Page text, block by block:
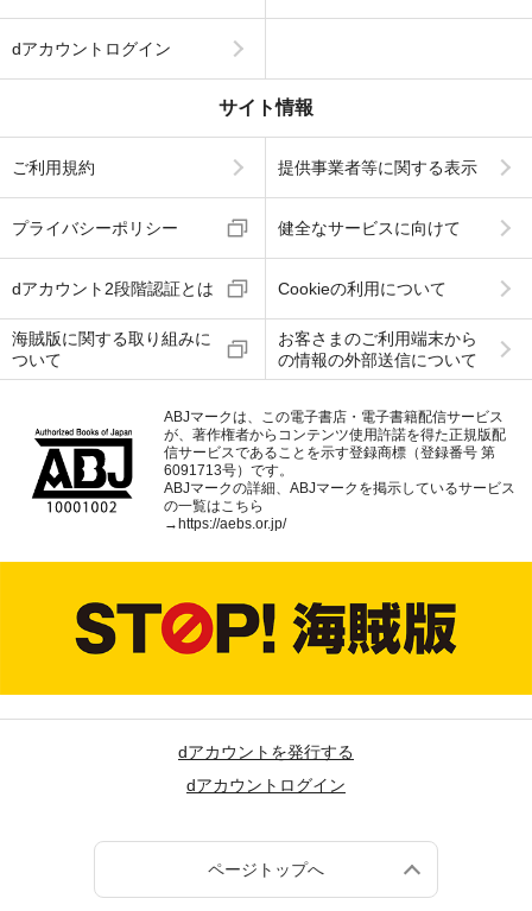
dアカウントログイン
サイト情報
ご利用規約 提供事業者等に関する表示
プライバシーポリシー 健全なサービスに向けて
dアカウント2段階認証とは Cookieの利用について
海賊版に関する取り組みに
ついて
お客さまのご利用端末から
の情報の外部送信について
ABJマークは、この電子書店・電子書籍配信サービス
が、著作権者からコンテンツ使用許諾を得た正規版配
信サービスであることを示す登録商標（登録番号 第
6091713号）です。
ABJマークの詳細、ABJマークを掲示しているサービス
の一覧はこちら
→ https://aebs.or.jp/
dアカウントを発行する
dアカウントログイン
ページトップへ